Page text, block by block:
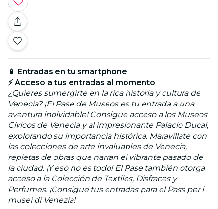
📱 Entradas en tu smartphone
⚡ Acceso a tus entradas al momento
¿Quieres sumergirte en la rica historia y cultura de
Venecia? ¡El Pase de Museos es tu entrada a una
aventura inolvidable! Consigue acceso a los Museos
Cívicos de Venecia y al impresionante Palacio Ducal,
explorando su importancia histórica. Maravíllate con
las colecciones de arte invaluables de Venecia,
repletas de obras que narran el vibrante pasado de
la ciudad. ¡Y eso no es todo! El Pase también otorga
acceso a la Colección de Textiles, Disfraces y
Perfumes. ¡Consigue tus entradas para el Pass per i
musei di Venezia!